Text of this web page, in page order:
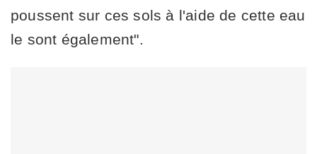
poussent sur ces sols à l'aide de cette eau
le sont également".